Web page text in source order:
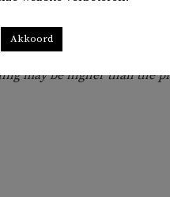
sound of laughter is better
may be higher than the
Akkoord